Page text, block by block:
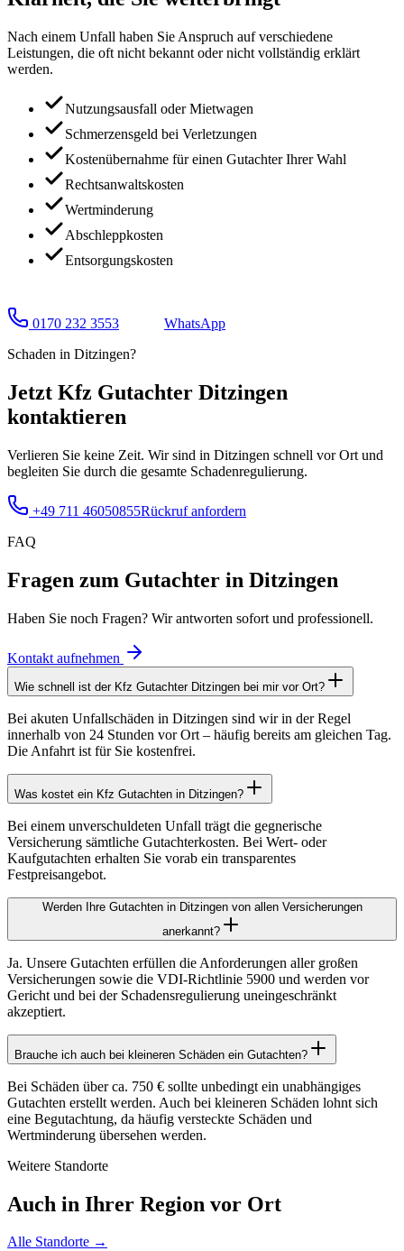
Nach einem Unfall haben Sie Anspruch auf verschiedene
Leistungen, die oft nicht bekannt oder nicht vollständig erklärt
werden.
Nutzungsausfall oder Mietwagen
Schmerzensgeld bei Verletzungen
Kostenübernahme für einen Gutachter Ihrer Wahl
Rechtsanwaltskosten
Wertminderung
Abschleppkosten
Entsorgungskosten
0170 232 3553
WhatsApp
Schaden in Ditzingen?
Jetzt Kfz Gutachter Ditzingen
kontaktieren
Verlieren Sie keine Zeit. Wir sind in Ditzingen schnell vor Ort und
begleiten Sie durch die gesamte Schadenregulierung.
+49 711 46050855Rückruf anfordern
FAQ
Fragen zum Gutachter in Ditzingen
Haben Sie noch Fragen? Wir antworten sofort und professionell.
Kontakt aufnehmen
Wie schnell ist der Kfz Gutachter Ditzingen bei mir vor Ort?
Bei akuten Unfallschäden in Ditzingen sind wir in der Regel
innerhalb von 24 Stunden vor Ort – häufig bereits am gleichen Tag.
Die Anfahrt ist für Sie kostenfrei.
Was kostet ein Kfz Gutachten in Ditzingen?
Bei einem unverschuldeten Unfall trägt die gegnerische
Versicherung sämtliche Gutachterkosten. Bei Wert- oder
Kaufgutachten erhalten Sie vorab ein transparentes
Festpreisangebot.
Werden Ihre Gutachten in Ditzingen von allen Versicherungen
anerkannt?
Ja. Unsere Gutachten erfüllen die Anforderungen aller großen
Versicherungen sowie die VDI-Richtlinie 5900 und werden vor
Gericht und bei der Schadensregulierung uneingeschränkt
akzeptiert.
Brauche ich auch bei kleineren Schäden ein Gutachten?
Bei Schäden über ca. 750 € sollte unbedingt ein unabhängiges
Gutachten erstellt werden. Auch bei kleineren Schäden lohnt sich
eine Begutachtung, da häufig versteckte Schäden und
Wertminderung übersehen werden.
Weitere Standorte
Auch in Ihrer Region vor Ort
Alle Standorte →